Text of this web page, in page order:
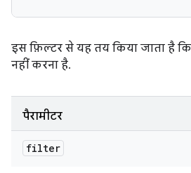
इस फ़िल्टर से यह तय किया जाता है
नहीं करना है.
पैरामीटर
filter